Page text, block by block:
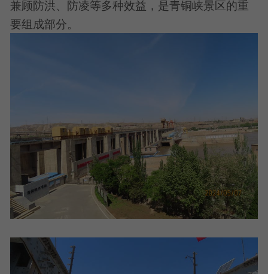
兼顾防洪、防凌等多种效益，是青铜峡景区的重
要组成部分。